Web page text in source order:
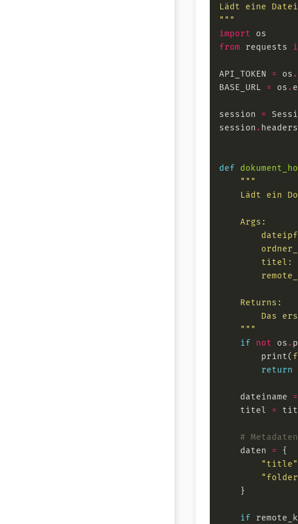
"""
import
from requests
API_TOKEN = os .
BASE_URL = os .
session =
session . headers
def
    """
if
not os .
        print(
f
return
    dateiname
=
    titel
=
# Metadaten
    daten
=
"title"
if